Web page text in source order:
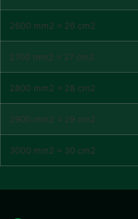
2600 mm2 = 26 cm2
2700 mm2 = 27 cm2
2800 mm2 = 28 cm2
2900 mm2 = 29 cm2
3000 mm2 = 30 cm2